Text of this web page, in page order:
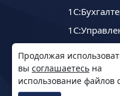
фирмой
1С:ЗУП
Продолжая
вы соглашаетесь на
использование файлов